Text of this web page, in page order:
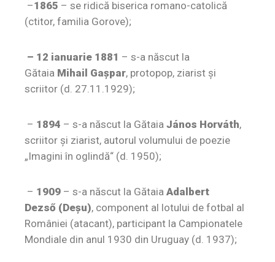
–1865 – se ridică biserica romano-catolică
(ctitor, familia Gorove);
– 12 ianuarie 1881 – s-a născut la
Gătaia Mihail Gaşpar, protopop, ziarist şi
scriitor (d. 27.11.1929);
– 1894 – s-a născut la Gătaia János Horváth,
scriitor şi ziarist, autorul volumului de poezie
„Imagini în oglindă“ (d. 1950);
– 1909 – s-a născut la Gătaia Adalbert
Dezső (Deşu), component al lotului de fotbal al
României (atacant), participant la Campionatele
Mondiale din anul 1930 din Uruguay (d. 1937);